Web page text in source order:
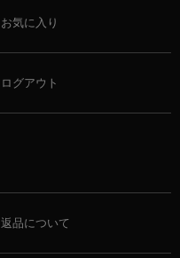
お気に入り
ログアウト
返品について